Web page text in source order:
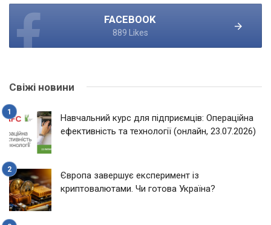
FACEBOOK
889 Likes
Свіжі новини
Навчальний курс для підприємців: Операційна
ефективність та технології (онлайн, 23.07.2026)
Європа завершує експеримент із
криптовалютами. Чи готова Україна?